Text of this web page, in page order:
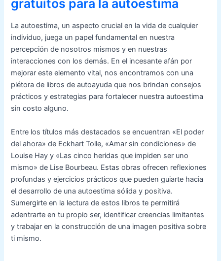
gratuitos para la autoestima
La autoestima, un aspecto crucial en la vida de cualquier
individuo, juega un papel fundamental en nuestra
percepción de nosotros mismos y en nuestras
interacciones con los demás. En el incesante afán por
mejorar este elemento vital, nos encontramos con una
plétora de libros de autoayuda que nos brindan consejos
prácticos y estrategias para fortalecer nuestra autoestima
sin costo alguno.
Entre los títulos más destacados se encuentran «El poder
del ahora» de Eckhart Tolle, «Amar sin condiciones» de
Louise Hay y «Las cinco heridas que impiden ser uno
mismo» de Lise Bourbeau. Estas obras ofrecen reflexiones
profundas y ejercicios prácticos que pueden guiarte hacia
el desarrollo de una autoestima sólida y positiva.
Sumergirte en la lectura de estos libros te permitirá
adentrarte en tu propio ser, identificar creencias limitantes
y trabajar en la construcción de una imagen positiva sobre
ti mismo.